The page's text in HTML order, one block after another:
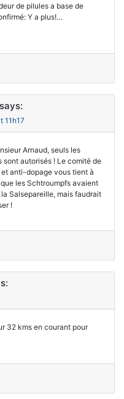
de pilules a base de
Y a plus!…
says:
11h17
Arnaud, seuls les
sont autorisés ! Le comité de
anti-dopage vous tient à
les Schtroumpfs avaient
la Salsepareille, mais faudrait
!
32 kms en courant pour